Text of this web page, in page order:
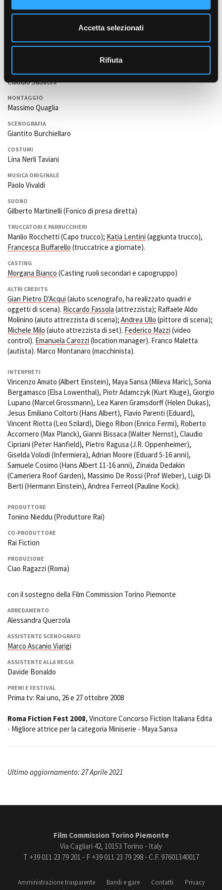
Accetta selezionati
Rifiuta
Massimo de Rita, Mario Falcone, Liliana Cavani
SCENEGGIATURA
Massimo de Rita, Mario Falcone, Liliana Cavani
FOTOGRAFIA
Claudio Sabatini
MONTAGGIO
Massimo Quaglia
SCENOGRAFIA
Giantito Burchiellaro
COSTUMI
Lina Nerli Taviani
MUSICA ORIGINALE
Paolo Vivaldi
SUONO
Gilberto Martinelli (Fonico di presa diretta)
TRUCCATORI E PARRUCCHIERI
Manlio Rocchetti (Capo trucco); Katia Lentini (aggiunta trucco),
Francesca Buffarello (truccatrice a giornate).
CASTING
Morgana Bianco (Casting ruoli secondari e capogruppo)
ALTRI CREDITS
Gian Pietro D'Acqui (aiuto scenografo, ha realizzato quadri e
oggetti di scena). Riccardo Fassola (attrezzista); Raffaele Aldo
Molinino (aiuto attrezzista di scena); Andrea Ullo (pittore di scena);
Michele Milo (aiuto attrezzista di set). Federico Mazzi (video
control). Emanuela Carozzi (location manager). Franco Maletta
(autista). Marco Montanaro (macchinista).
INTERPRETI
Vincenzo Amato (Albert Einstein), Maya Sansa (Mileva Maric), Sonia
Bergamasco (Elsa Lowenthal), Piotr Adamczyk (Kurt Kluge), Giorgio
Lupano (Marcel Grossmann), Lea Karen Gramsdorff (Helen Dukas),
Jesus Emiliano Coltorti (Hans Albert), Flavio Parenti (Eduard),
Vincent Riotta (Leo Szilard), Diego Ribon (Enrico Fermi), Roberto
Accornero (Max Planck), Gianni Bissaca (Walter Nernst), Claudio
Cipriani (Peter Hanfield), Pietro Ragusa (J.R. Oppenheimer),
Giselda Volodi (Infermiera), Adrian Moore (Eduard 5-16 anni),
Samuele Cosimo (Hans Albert 11-16 anni), Zinaida Dedakin
(Cameriera Roof Garden), Massimo De Rossi (Prof Weber), Luigi Di
Berti (Hermann Einstein), Andrea Ferreol (Pauline Kock).
PRODUTTORE
Tonino Nieddu (Produttore Rai)
CO-PRODUTTORE
Rai Fiction
PRODUZIONE
Ciao Ragazzi (Roma)
con il sostegno della Film Commission Torino Piemonte
ARREDAMENTO
Alessandra Querzola
ASSISTENTE SCENOGRAFO
Marco Ascanio Viarigi
ASSISTENTE ALLA REGIA
Davide Bonaldo
PREMI E FESTIVAL
Prima tv: Rai uno, 26 e 27 ottobre 2008
Roma Fiction Fest 2008, Vincitore Concorso Fiction Italiana Edita
- Migliore attrice per la categoria Miniserie - Maya Sansa
Ultimo aggiornamento: 27 Aprile 2021
Film Commission Torino Piemonte
Via Cagliari 42, 10153 Torino - Italy
T +39 011 23 79 201 - F +39 011 23 79 298 - C.F. 97601340017
Amministrazione trasparente Bandi e gare Contatti
Privacy